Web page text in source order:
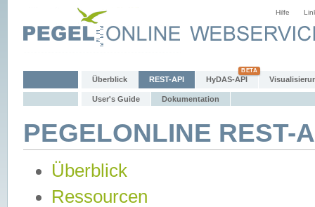
Hilfe
Überblick REST-API HyDAS-API
User's Guide Dokumentation
PEGELONLINE
Überblick
Ressourcen